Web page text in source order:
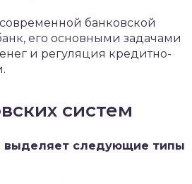
банковской
его основными задачами
и регуляция кредитно-
систем
выделяет следующие типы